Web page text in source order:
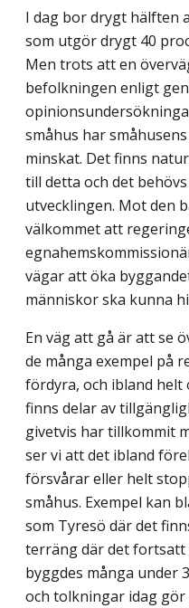
I dag bor drygt hälften
som utgör drygt 40
Men trots att en
befolkningen enligt
småhus har
minskat. Det finns
till detta och det
utvecklingen. Mot den
välkommet att
vägar att öka
människor ska kunna
En väg att gå är att se
de många exempel på
fördyra, och ibland
finns delar av
givetvis har tillkommit
ser vi att det ibland
försvårar eller helt
småhus. Exempel kan
som Tyresö där det
terräng där det fortsatt
byggdes många under
och tolkningar idag